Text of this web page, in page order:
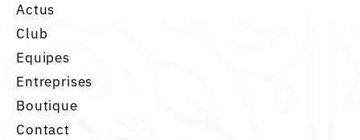
Actus
Club
Equipes
Entreprises
Boutique
Contact